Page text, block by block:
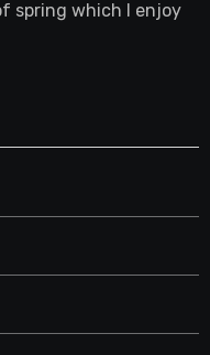
spring which I enjoy